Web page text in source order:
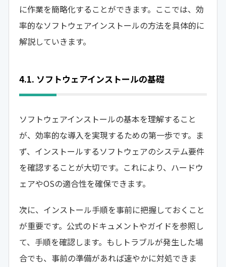
に作業を簡略化することができます。ここでは、効
率的なソフトウェアインストールの方法を具体的に
解説していきます。
4.1. ソフトウェアインストールの基礎
ソフトウェアインストールの基本を理解すること
が、効率的な導入を実現するための第一歩です。ま
ず、インストールするソフトウェアのシステム要件
を確認することが大切です。これにより、ハードウ
ェアやOSの適合性を確保できます。
次に、インストール手順を事前に把握しておくこと
が重要です。公式のドキュメントやガイドを参照し
て、手順を確認します。もしトラブルが発生した場
合でも、事前の準備があれば速やかに対処できま